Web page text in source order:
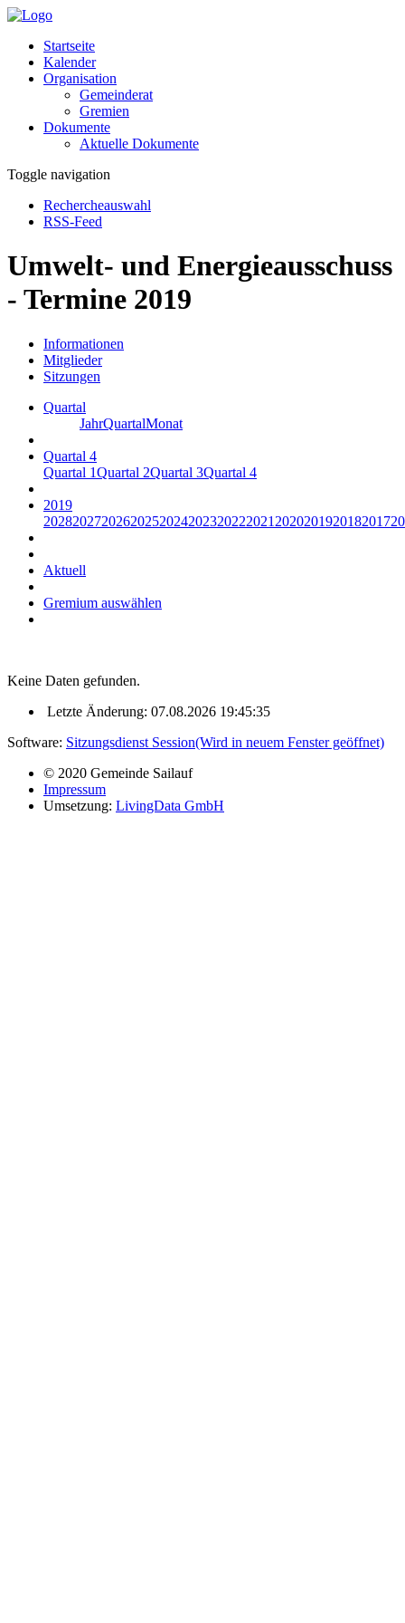
Startseite
Kalender
Organisation
Gemeinderat
Gremien
Dokumente
Aktuelle Dokumente
Toggle navigation
Rechercheauswahl
RSS-Feed
Umwelt- und Energieausschuss
- Termine 2019
Informationen
Mitglieder
Sitzungen
Quartal
JahrQuartalMonat
Quartal 4
Quartal 1Quartal 2Quartal 3Quartal 4
2019
20282027202620252024202320222021 2020201920182017
Aktuell
Gremium auswählen
Keine Daten gefunden.
Letzte Änderung: 07.08.2026 19:45:35
Software: Sitzungsdienst Session(Wird in neuem Fenster geöffnet)
© 2020 Gemeinde Sailauf
Impressum
Umsetzung: LivingData GmbH